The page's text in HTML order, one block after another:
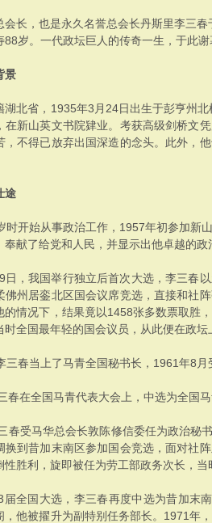
会长，也是永久名誉总会长丹斯里李三
88岁。一代政坛巨人的传奇一生，于此谢
景
湖北省，1935年3月24日出生于彭亨州
在新山英文书院肄业。考获高级剑桥文
，不得已放弃出国深造的念头。此外，
途
时开始从事政治工作，1957年初参加新
奉献了给党和人民，并显示出他卓越的政
日，我国举行独立后首次大选，李三春
佛州居銮北区国会议席竞选，直接和社
的情况下，结果竟以1458张多数票取胜
时全国最年轻的国会议员，从此便在政坛
三春当上了马青全国秘书长，1961年8月
春在全国马青代表大会上，中选为全国马
春受马华总会长敦陈修信委任为政治秘
换到昔加末南区参加国会竞选，面对社
性胜利，旋即被任为劳工部政务次长，当
届全国大选，李三春再度中选为昔加末
，他被擢升为副特别任务部长。1971年